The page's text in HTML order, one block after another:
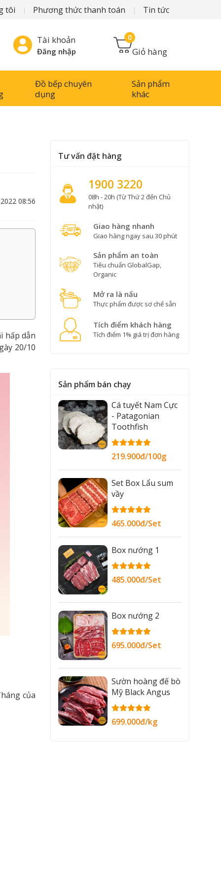
tôi Phương thức thanh toán Tin tức
Tài khoản
Đăng nhập Giỏ hàng
0
Đồ bếp chuyên
dụng
Sản phẩm
khác
08:56
hấp dẫn
20/10
của
Tư vấn đặt hàng
1900 3220
08h - 20h (Từ Thứ 2 đến Chủ
nhật)
Giao hàng nhanh
Giao hàng ngay sau 30 phút
Sản phẩm an toàn
Tiêu chuẩn GlobalGap,
Organic
Mở ra là nấu
Thực phẩm được sơ chế sẵn
Tích điểm khách hàng
Tích điểm 1% giá trị đơn hàng
Sản phẩm bán chạy
Cá tuyết Nam Cực
- Patagonian
Toothfish
219.900đ/100g
Set Box Lẩu sum
vầy
465.000đ/Set
Box nướng 1
485.000đ/Set
Box nướng 2
695.000đ/Set
Sườn hoàng đế bò
Mỹ Black Angus
699.000đ/kg